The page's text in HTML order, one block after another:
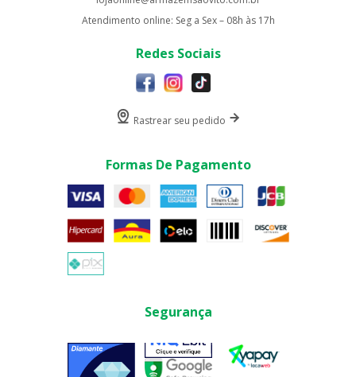
Atendimento online: Seg a Sex – 08h às 17h
Redes Sociais
Rastrear seu pedido
Formas De Pagamento
Segurança